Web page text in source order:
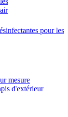
pour les
mesure
d'extérieur